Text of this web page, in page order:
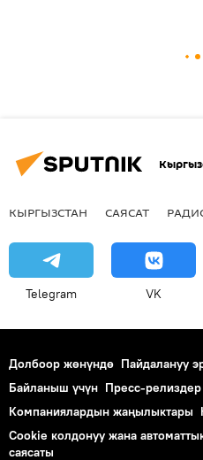
КЫРГЫЗСТАН САЯСАТ
Telegram VK
Долбоор жөнүндө Пайдалануу
Байланыш үчүн Пресс-релиздер
Компаниялардын жаңылыктары
Cookie колдонуу жана
саясаты